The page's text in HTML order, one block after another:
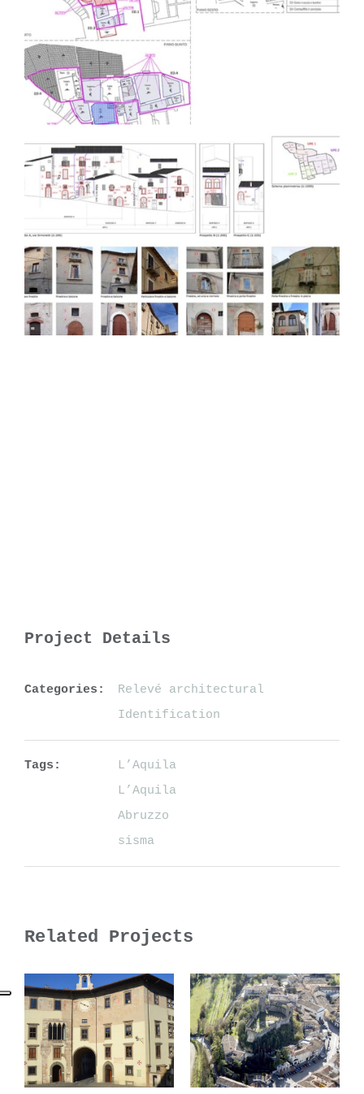
Project Details
Categories:
Relevé architectural
Identification
Tags:
L’Aquila
L’Aquila
Abruzzo
sisma
Related Projects